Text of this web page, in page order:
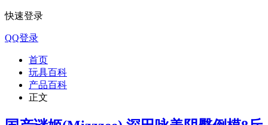
快速登录
QQ登录
首页
玩具百科
产品百科
正文